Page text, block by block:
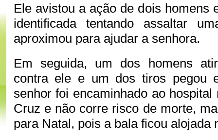
Ele avistou a ação de dois homens
identificada tentando assaltar
aproximou para ajudar a senhora.
Em seguida, um dos homens
contra ele e um dos tiros pegou
senhor foi encaminhado ao hospital
Cruz e não corre risco de morte,
para Natal, pois a bala ficou alojada